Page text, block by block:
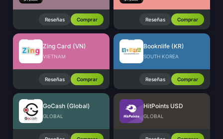
Reseñas Comprar Reseñas Comprar
Zing Card (VN)
VIETNAM
Reseñas Comprar
Booknlife (KR)
SOUTH KOREA
Reseñas Comprar
GoCash (Global)
GLOBAL
HitPoints USD
GLOBAL